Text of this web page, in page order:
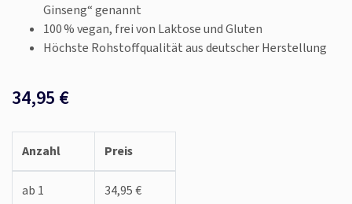
Ginseng“ genannt
100 % vegan, frei von Laktose und Gluten
Höchste Rohstoffqualität aus deutscher Herstellung
34,95 €
Anzahl Preis
ab 1 34,95 €